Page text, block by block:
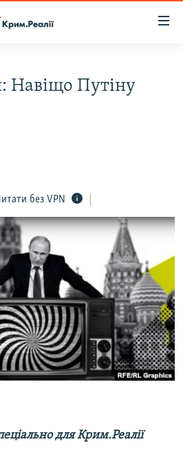
Навіщо Путіну
без VPN
для Крим.Реалії